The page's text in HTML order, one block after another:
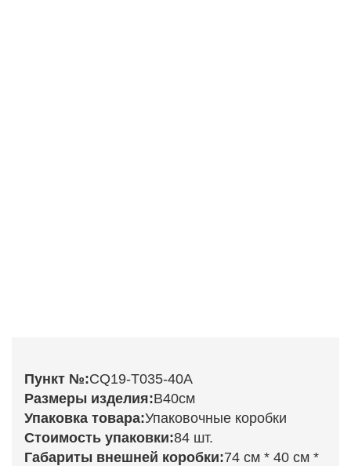
Пункт №:CQ19-T035-40A
Размеры изделия:В40см
Упаковка товара:Упаковочные коробки
Стоимость упаковки:84 шт.
Габариты внешней коробки:74 см * 40 см *